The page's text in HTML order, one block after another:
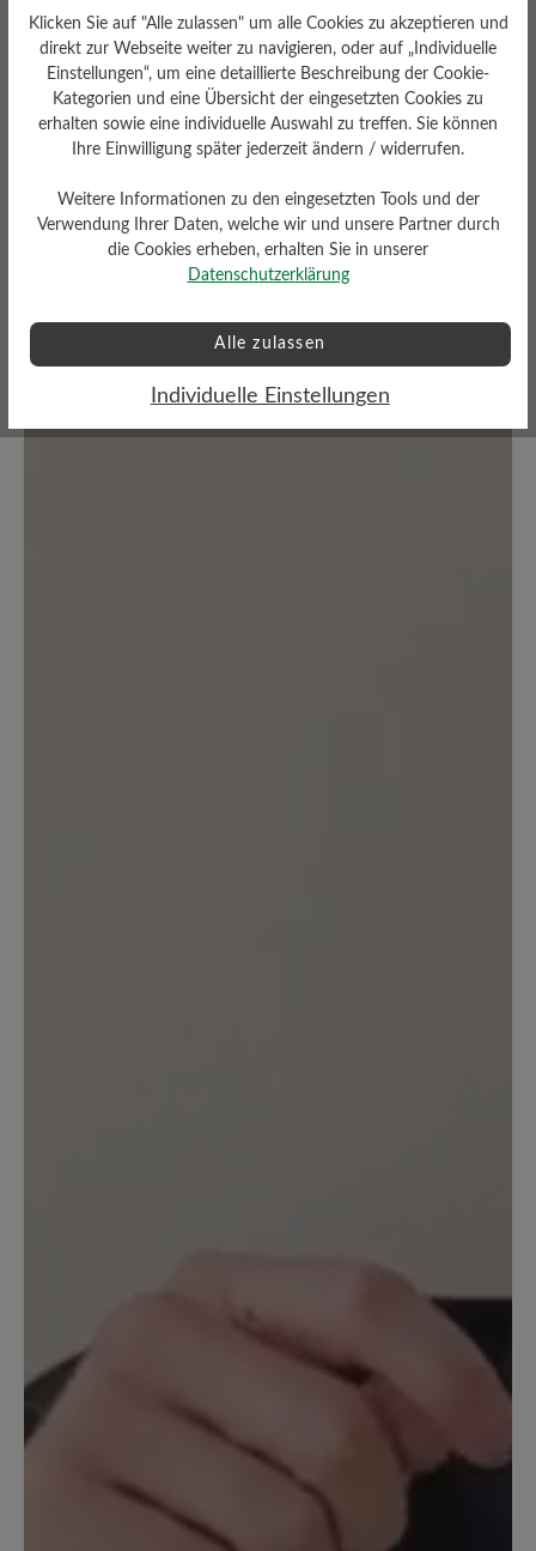
0 von 0 Bewertungen
Durchschnittliche Bewertung
Teilen Sie Ihre Erfahrungen mit anderen
Bewertung schreiben
Klicken Sie auf "Alle zulassen" um alle Cookies zu akzeptieren und
direkt zur Webseite weiter zu navigieren, oder auf „Individuelle
Einstellungen“, um eine detaillierte Beschreibung der Cookie-
Kategorien und eine Übersicht der eingesetzten Cookies zu
erhalten sowie eine individuelle Auswahl zu treffen. Sie können
Ihre Einwilligung später jederzeit ändern / widerrufen.
Weitere Informationen zu den eingesetzten Tools und der
Verwendung Ihrer Daten, welche wir und unsere Partner durch
die Cookies erheben, erhalten Sie in unserer
Datenschutzerklärung
Alle zulassen
Individuelle Einstellungen